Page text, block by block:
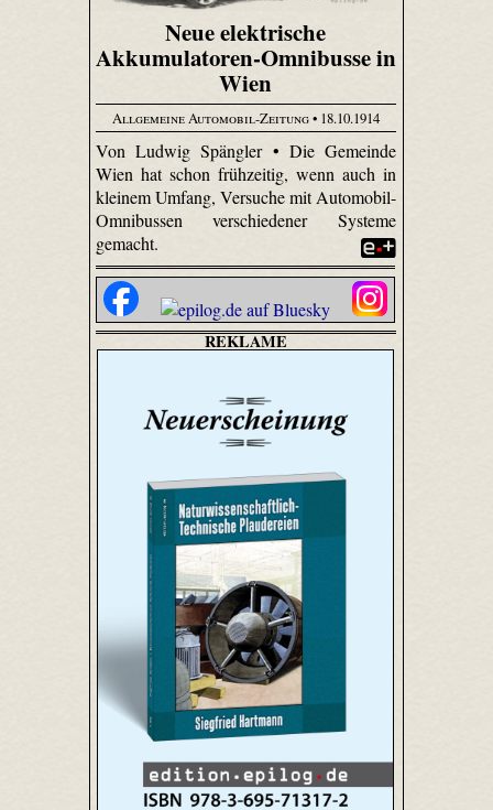
Neue elektrische
Akkumulatoren-Omnibusse in
Wien
Allgemeine Automobil-Zeitung• 18.10.1914
Von Ludwig Spängler • Die Gemeinde
Wien hat schon frühzeitig, wenn auch in
kleinem Umfang, Versuche mit Automobil-
Omnibussen verschiedener Systeme
gemacht.
REKLAME